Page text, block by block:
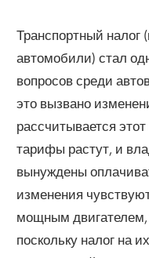
Транспортный налог
автомобили) стал
вопросов среди
это вызвано
рассчитывается
тарифы растут, и
вынуждены
изменения
мощным двигателем,
поскольку налог на